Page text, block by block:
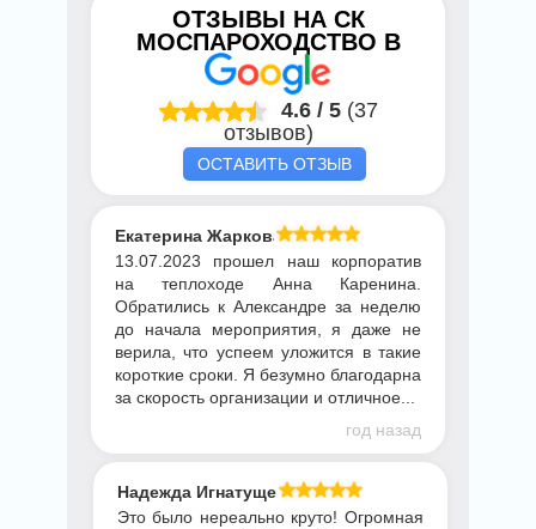
ОТЗЫВЫ НА СК
МОСПАРОХОДСТВО В
4.6 / 5 (37
отзывов)
ОСТАВИТЬ ОТЗЫВ
Екатерина Жаркова
13.07.2023 прошел наш корпоратив
на теплоходе Анна Каренина.
Обратились к Александре за неделю
до начала мероприятия, я даже не
верила, что успеем уложится в такие
короткие сроки. Я безумно благодарна
за скорость организации и отличное...
год назад
Надежда Игнатущенко
Это было нереально круто! Огромная